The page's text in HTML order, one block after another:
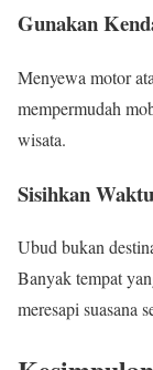
Gunakan
Menyewa motor
mempermudah
wisata.
Sisihkan
Ubud bukan
Banyak tempat
meresapi suasana